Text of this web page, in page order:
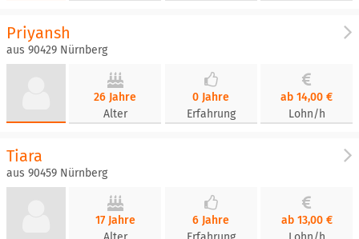
Priyansh
aus 90429 Nürnberg
26 Jahre
Alter
0 Jahre
Erfahrung
ab 14,00 €
Lohn/h
Tiara
aus 90459 Nürnberg
17 Jahre
6 Jahre
ab 13,00 €